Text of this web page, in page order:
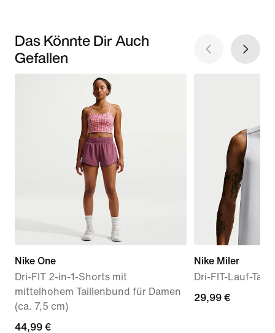
Das Könnte Dir Auch
Gefallen
Nike One
Dri-FIT 2-in-1-Shorts mit
mittelhohem Taillenbund für Damen
(ca. 7,5 cm)
44,99 €
44,99 €
Nike Miler
Dri-FIT-Lauf-
29,99 €
29,99 €